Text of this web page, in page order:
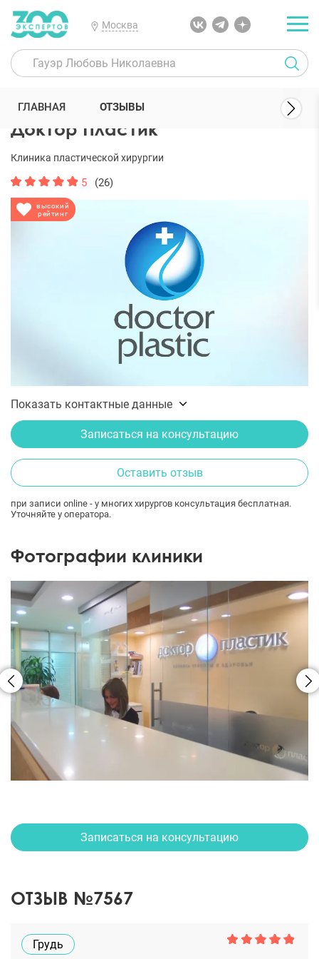
Москва
300 Экспертов Клиники
Доктор Пластик
высокий
рейтинг
Клиника пластической хирургии
5 (26)
Показать контактные данные
Записаться на консультацию
Оставить отзыв
при записи online - у многих хирургов консультация бесплатная.
Уточняйте у оператора.
ГЛАВНАЯ ОТЗЫВЫ
Фотографии клиники
Записаться на консультацию
ОТЗЫВ №7567
Грудь